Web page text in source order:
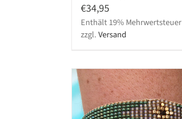
€34,95
Enthält 19% Mehrwertsteuer
zzgl.Versand